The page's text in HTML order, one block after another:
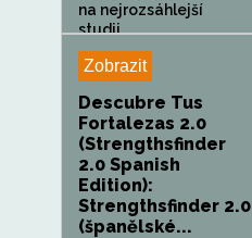
na nejrozsáhlejší
studii...
Zobrazit
Descubre Tus
Fortalezas 2.0
(Strengthsfinder
2.0 Spanish
Edition):
Strengthsfinder 2.0
(španělské...